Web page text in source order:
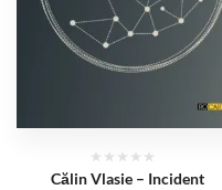
Călin Vlasie – Incident